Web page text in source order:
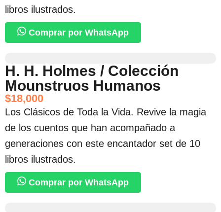
libros ilustrados.
Comprar por WhatsApp
H. H. Holmes / Colección
Mounstruos Humanos
$18,000
Los Clásicos de Toda la Vida. Revive la magia
de los cuentos que han acompañado a
generaciones con este encantador set de 10
libros ilustrados.
Comprar por WhatsApp